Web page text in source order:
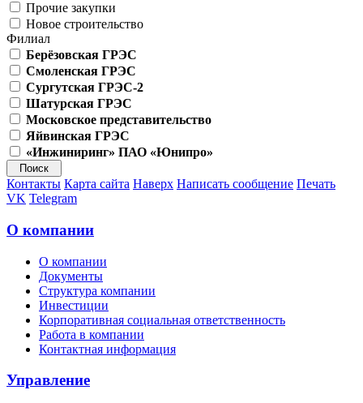
Прочие закупки
Новое строительство
Филиал
Берёзовская ГРЭС
Смоленская ГРЭС
Сургутская ГРЭС-2
Шатурская ГРЭС
Московское представительство
Яйвинская ГРЭС
«Инжиниринг» ПАО «Юнипро»
Контакты Карта сайта Наверх Написать сообщение Печать
VK Telegram
О компании
О компании
Документы
Структура компании
Инвестиции
Корпоративная социальная ответственность
Работа в компании
Контактная информация
Управление